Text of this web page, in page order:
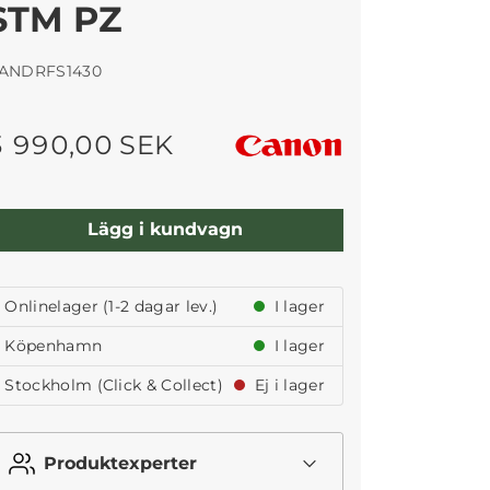
PZ
990,00 SEK
Lägg i kundvagn
Onlinelager (1-2 dagar lev.)
I lager
Köpenhamn
I lager
Stockholm (Click & Collect)
Ej i lager
Produktexperter